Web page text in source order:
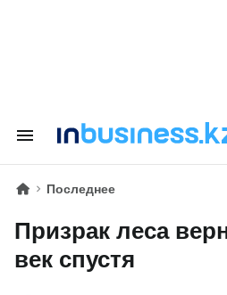
Последнее
Призрак леса
век спустя